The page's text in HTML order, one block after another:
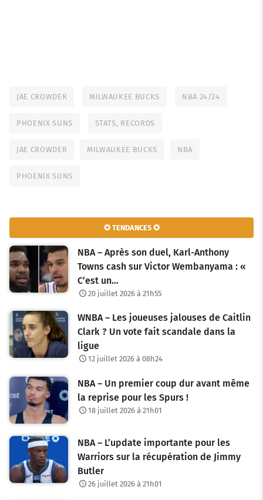
JAE CROWDER MILWAUKEE BUCKS NBA 24/24
PHOENIX SUNS STATS, RECORDS
JAE CROWDER MILWAUKEE BUCKS NBA
PHOENIX SUNS
✪ TENDANCES ✪
NBA – Après son duel, Karl-Anthony
Towns cash sur Victor Wembanyama : «
C’est un…
20 juillet 2026 à 21h55
WNBA – Les joueuses jalouses de Caitlin
Clark ? Un vote fait scandale dans la
ligue
12 juillet 2026 à 08h24
NBA – Un premier coup dur avant même
la reprise pour les Spurs !
18 juillet 2026 à 21h01
NBA – L’update importante pour les
Warriors sur la récupération de Jimmy
Butler
26 juillet 2026 à 21h01